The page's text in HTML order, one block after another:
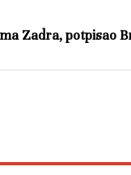
Zadra, potpisao